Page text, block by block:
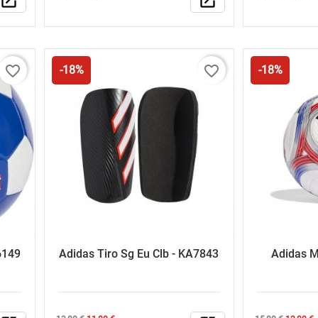
favorite_border -18%
Adidas Tiro Sg Eu Clb - KA7843
favorite_border -18%
Adidas